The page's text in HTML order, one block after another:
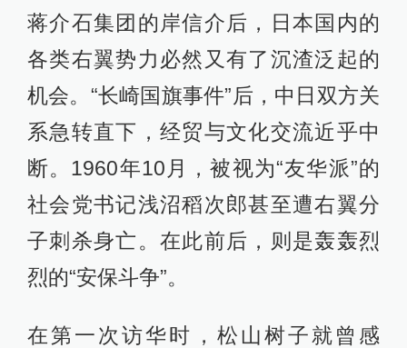
蒋介石集团的岸信介后，日本国内的
各类右翼势力必然又有了沉渣泛起的
机会。“长崎国旗事件”后，中日双方关
系急转直下，经贸与文化交流近乎中
断。1960年10月，被视为“友华派”的
社会党书记浅沼稻次郎甚至遭右翼分
子刺杀身亡。在此前后，则是轰轰烈
烈的“安保斗争”。
在第一次访华时，松山树子就曾感